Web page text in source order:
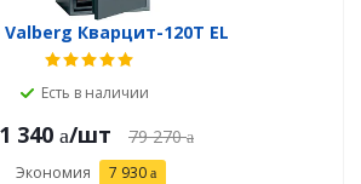
Кварцит-120Т EL
Есть в наличии
340 /шт 79 270
Экономия 7 930